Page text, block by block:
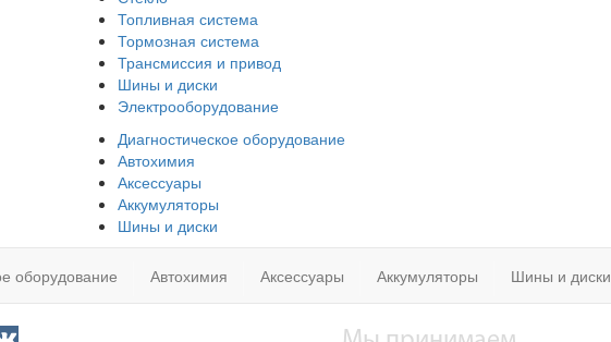
Топливная система
Тормозная система
Трансмиссия и привод
Шины и диски
Электрооборудование
Диагностическое оборудование
Автохимия
Аксессуары
Аккумуляторы
Шины и диски
оборудование Автохимия Аксессуары Аккумуляторы Шины и диски